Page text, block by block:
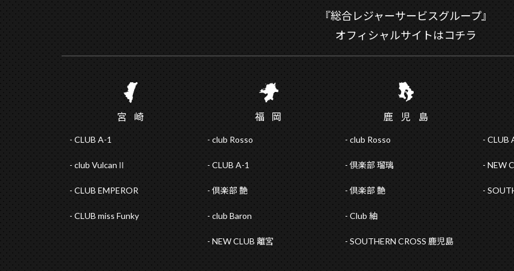
『総合レジャーサービスグループ』
オフィシャルサイトはコチラ
宮 崎
CLUB A-1
club VulcanⅡ
CLUB EMPEROR
CLUB miss Funky
福 岡
club Rosso
CLUB A-1
倶楽部 艶
club Baron
NEW CLUB 離宮
鹿児 島
club Rosso
倶楽部 瑠璃
倶楽部 艶
Club 紬
SOUTHERN CROSS 鹿児島
CLUB
NEW